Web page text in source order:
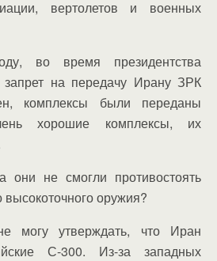
вертолетов и военных
во время президентства
на передачу Ирану ЗРК
комплексы были переданы
хорошие комплексы, их
они не смогли противостоять
высокоточного оружия?
утверждать, что Иран
С-300. Из-за западных